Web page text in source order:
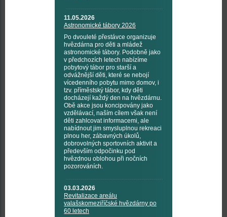
11.05.2026
Astronomické tábory 2026
Po dvouleté přestávce organizuje
hvězdárna pro děti a mládež
astronomické tábory. Podobně jako
v předchozích letech nabízíme
pobytový tábor pro starší a
odvážnější děti, které se nebojí
vícedenního pobytu mimo domov, i
tzv. příměstský tábor, kdy děti
docházejí každý den na hvězdárnu.
Obě akce jsou koncipovány jako
vzdělávací, naším cílem však není
děti zahlcovat informacemi, ale
nabídnout jim smysluplnou rekreaci
plnou her, zábavných úkolů,
dobrovolných sportovních aktivit a
především odpočinku pod
hvězdnou oblohou při nočních
pozorováních.
03.03.2026
Revitalizace areálu
valašskomeziříčské hvězdárny po
60 letech